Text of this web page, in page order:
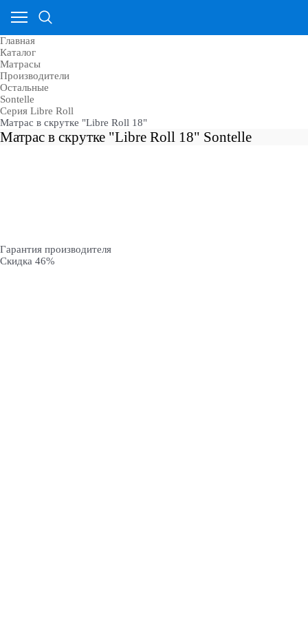
Главная
Каталог
Матрасы
Производители
Остальные
Sontelle
Cерия Libre Roll
Матрас в скрутке "Libre Roll 18"
Матрас в скрутке "Libre Roll 18" Sontelle
Гарантия производителя
Скидка 46%